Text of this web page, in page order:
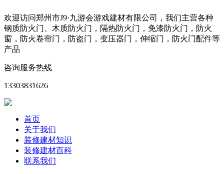
欢迎访问郑州市J9·九游会游戏建材有限公司，我们主营各种
钢质防火门、木质防火门，隔热防火门，免漆防火门，防火
窗，防火卷帘门，防盗门，变压器门，伸缩门，防火门配件等
产品
咨询服务热线
13303831626
首页
关于我们
装修建材知识
装修建材百科
联系我们